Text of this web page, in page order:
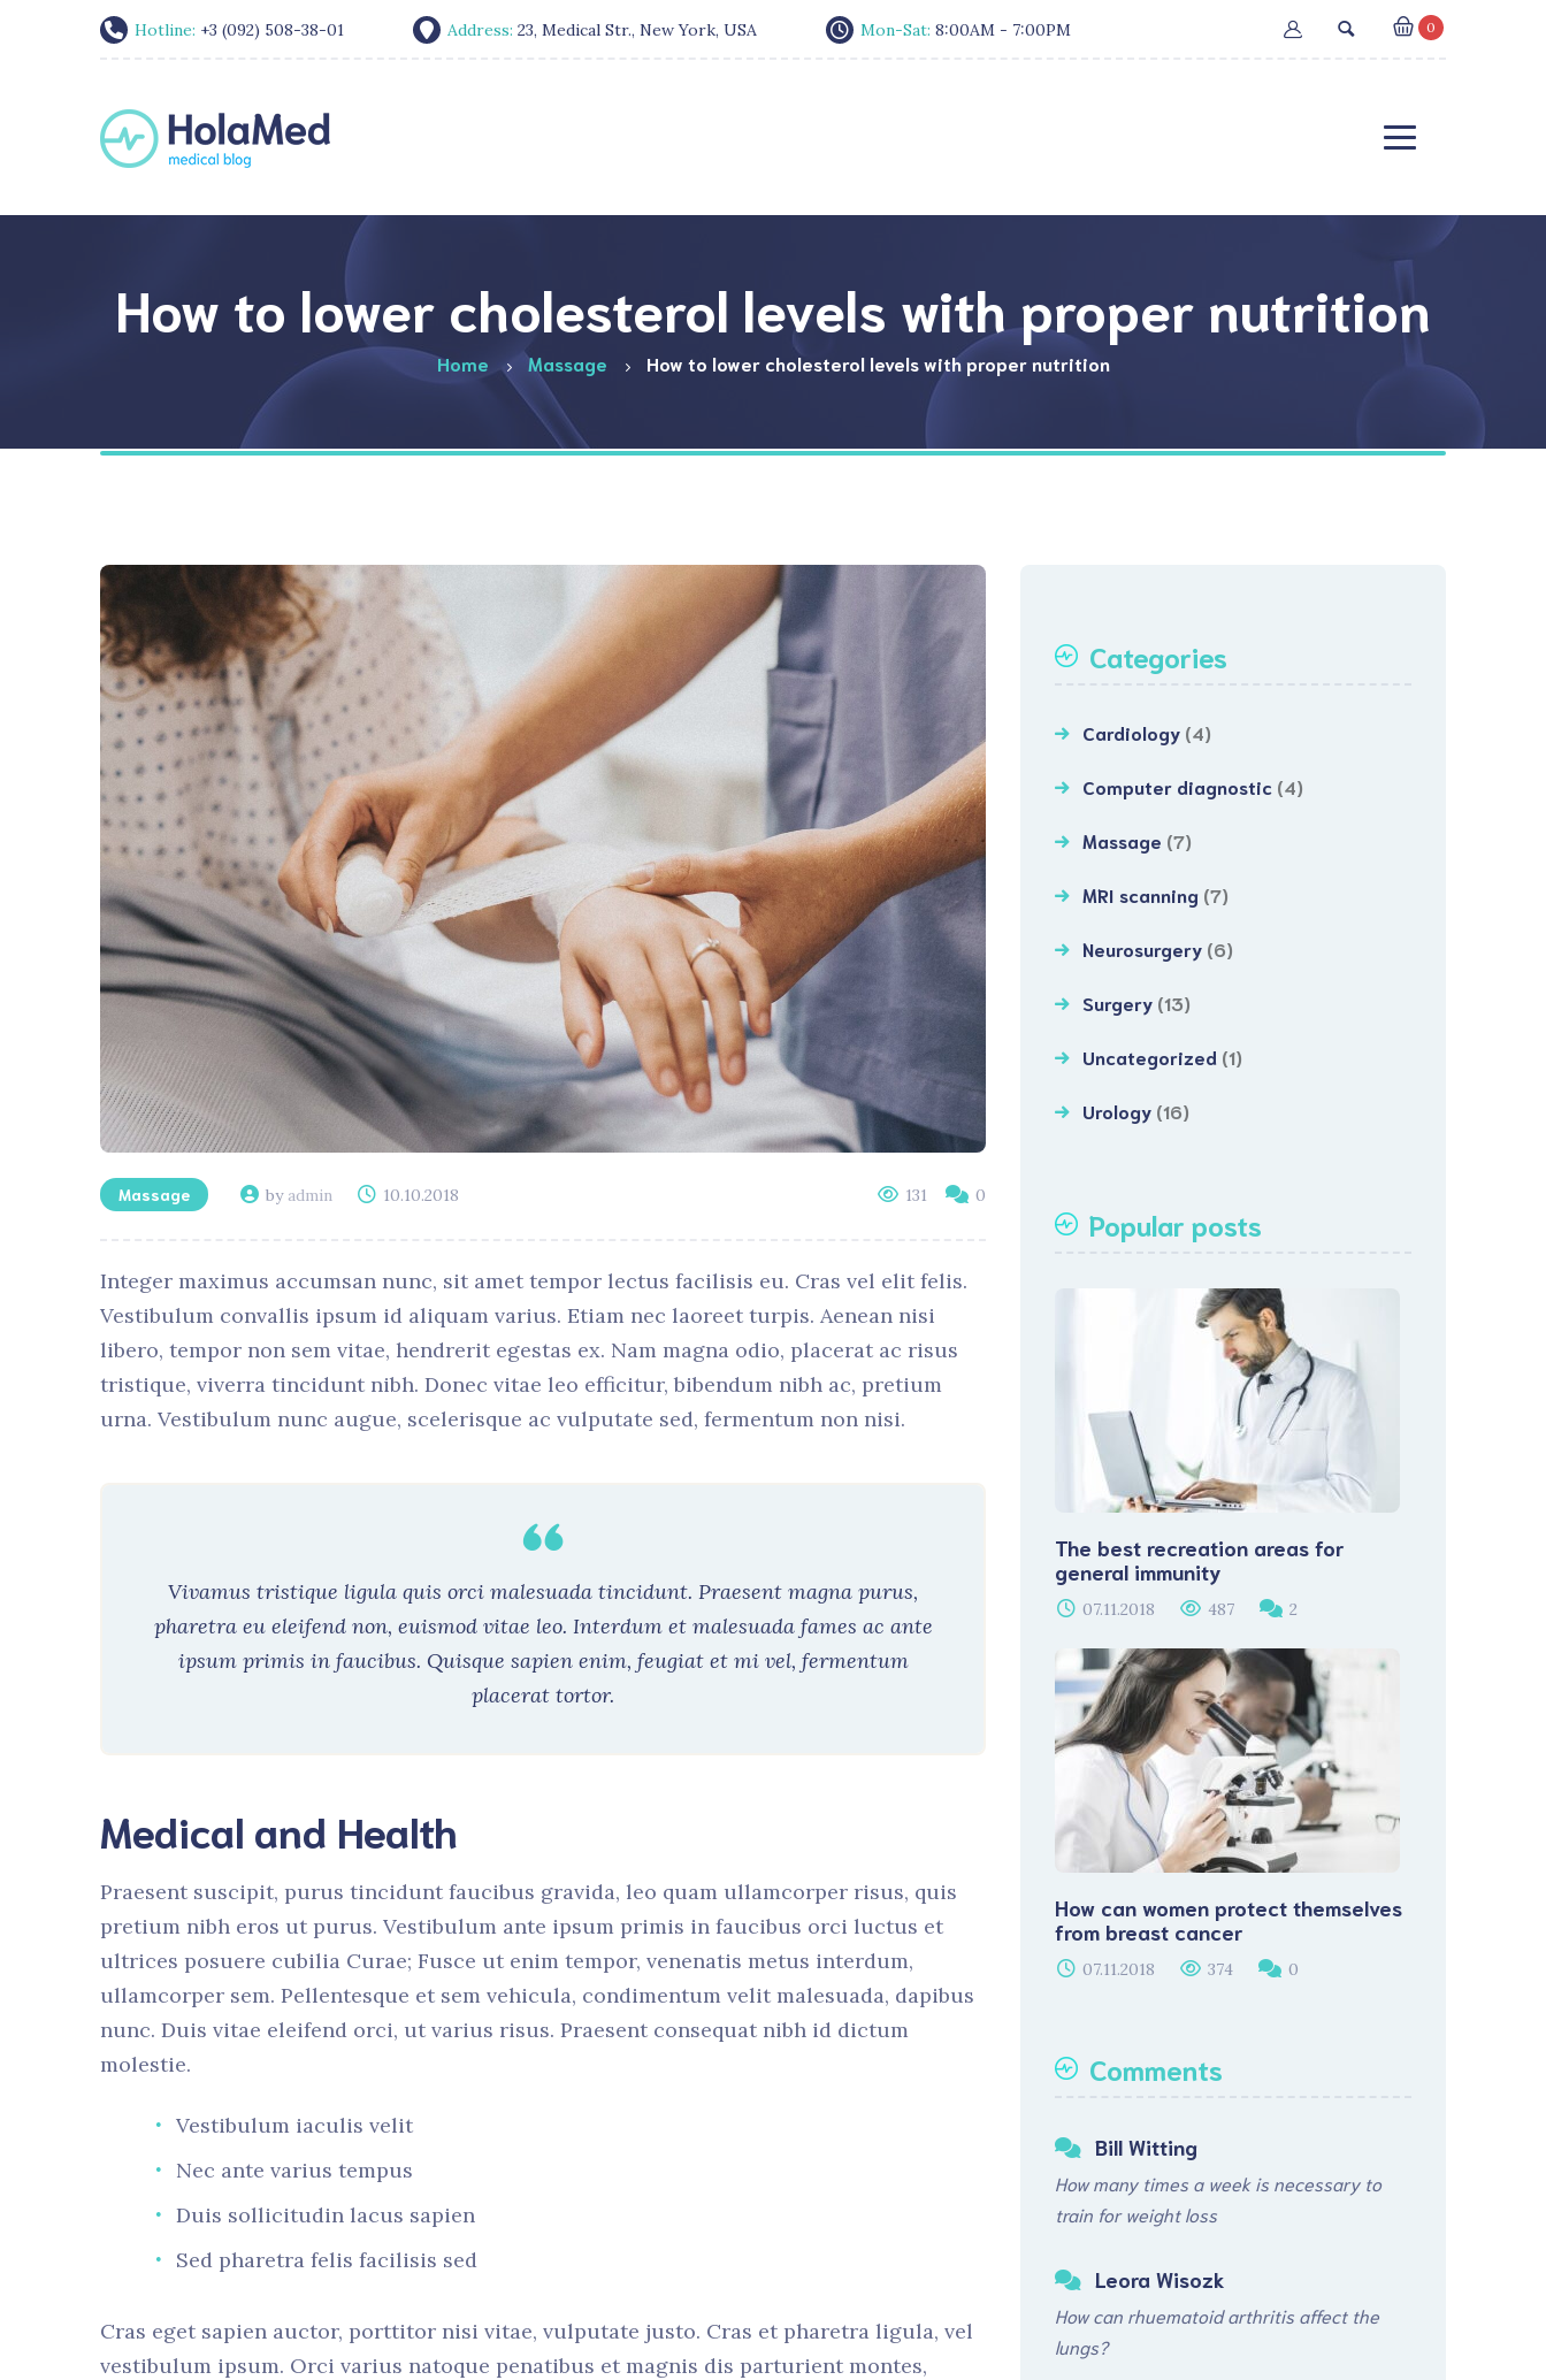
Hotline: +3 (092) 508-38-01 Address: 23, Medical Str., New York, USA Mon-Sat: 8:00AM - 7:00PM 0
How to lower cholesterol levels with proper nutrition
Home Massage How to lower cholesterol levels with proper nutrition
Massage by admin 10.10.2018 131 0
Integer maximus accumsan nunc, sit amet tempor lectus facilisis eu. Cras vel elit felis.
Vestibulum convallis ipsum id aliquam varius. Etiam nec laoreet turpis. Aenean nisi
libero, tempor non sem vitae, hendrerit egestas ex. Nam magna odio, placerat ac risus
tristique, viverra tincidunt nibh. Donec vitae leo efficitur, bibendum nibh ac, pretium
urna. Vestibulum nunc augue, scelerisque ac vulputate sed, fermentum non nisi.
Vivamus tristique ligula quis orci malesuada tincidunt. Praesent magna purus,
pharetra eu eleifend non, euismod vitae leo. Interdum et malesuada fames ac ante
ipsum primis in faucibus. Quisque sapien enim, feugiat et mi vel, fermentum
placerat tortor.
Medical and Health
Praesent suscipit, purus tincidunt faucibus gravida, leo quam ullamcorper risus, quis
pretium nibh eros ut purus. Vestibulum ante ipsum primis in faucibus orci luctus et
ultrices posuere cubilia Curae; Fusce ut enim tempor, venenatis metus interdum,
ullamcorper sem. Pellentesque et sem vehicula, condimentum velit malesuada, dapibus
nunc. Duis vitae eleifend orci, ut varius risus. Praesent consequat nibh id dictum
molestie.
Vestibulum iaculis velit
Nec ante varius tempus
Duis sollicitudin lacus sapien
Sed pharetra felis facilisis sed
Cras eget sapien auctor, porttitor nisi vitae, vulputate justo. Cras et pharetra ligula, vel
vestibulum ipsum. Orci varius natoque penatibus et magnis dis parturient montes,
Categories
Cardiology (4)
Computer diagnostic (4)
Massage (7)
MRI scanning (7)
Neurosurgery (6)
Surgery (13)
Uncategorized (1)
Urology (16)
Popular posts
The best recreation areas for
general immunity
07.11.2018 487 2
How can women protect themselves
from breast cancer
07.11.2018 374 0
Comments
Bill Witting
How many times a week is necessary to
train for weight loss
Leora Wisozk
How can rhuematoid arthritis affect the
lungs?